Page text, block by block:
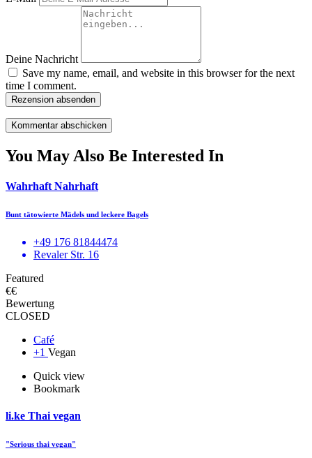
Deine Nachricht
Save my name, email, and website in this browser for the next
time I comment.
Rezension absenden
You May Also Be Interested In
Wahrhaft Nahrhaft
Bunt tätowierte Mädels und leckere Bagels
+49 176 81844474
Revaler Str. 16
Featured
€€
Bewertung
CLOSED
Café
+1 Vegan
Quick view
Bookmark
li.ke Thai vegan
"Serious thai vegan"